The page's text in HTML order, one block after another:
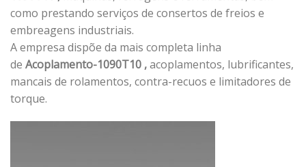
como prestando serviços de consertos de freios e
embreagens industriais.
A empresa dispõe da mais completa linha
de Acoplamento-1090T10 ,acoplamentos, lubrificantes,
mancais de rolamentos, contra-recuos e limitadores de
torque.